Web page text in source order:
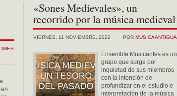
«Sones Medievales», un
recorrido por la música medieval
POR MUSICAANTIGUA
VIERNES, 11 NOVIEMBRE, 2022
Ensemble Musicantes es un
grupo que surge por
inquietud de sus miembros
con la intención de
profundizar en el estudio e
interpretación de la música